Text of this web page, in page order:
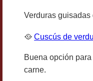
Verduras
🥘Cuscús de
Buena opción
carne.